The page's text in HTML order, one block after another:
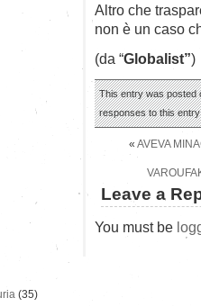
Altro che
non è un caso
(da “Globalist”)
This entry was posted
responses to this
« AVEVA
Leave a
You must be
(35)